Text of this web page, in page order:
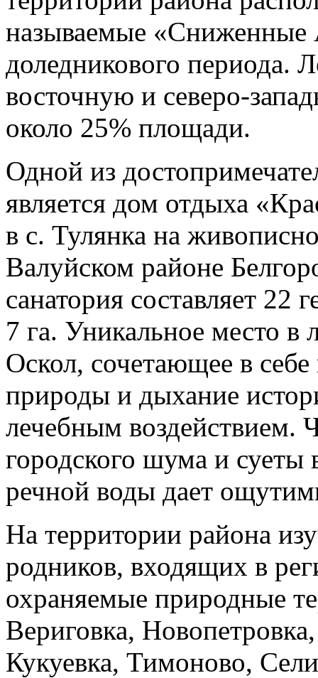
называемые «Сниженные
доледникового периода.
восточную и северо-
около 25% площади.
Одной из
является дом отдыха
в с. Тулянка на
Валуйском районе
санатория составляет 22
7 га. Уникальное место в
Оскол, сочетающее в
природы и дыхание
лечебным воздействием.
городского шума и суеты
речной воды дает
На территории района
родников, входящих в
охраняемые природные
Вериговка,
Кукуевка, Тимоново,